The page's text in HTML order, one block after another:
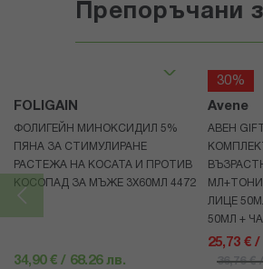
Препоръчани
FOLIGAIN
ФОЛИГЕЙН МИНОКСИДИЛ 5%
ПЯНА ЗА СТИМУЛИРАНЕ
РАСТЕЖА НА КОСАТА И ПРОТИВ
КОСОПАД ЗА МЪЖЕ 3X60МЛ 4472
34,90 € / 68.26 лв.
30%
Avene
АВЕН
ЛИЦЕ
50МЛ +
25,73 €
36,76 €